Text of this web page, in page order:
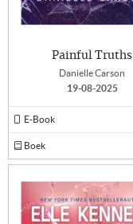
Painful Truths
Danielle Carson
19-08-2025
E-Book
Boek